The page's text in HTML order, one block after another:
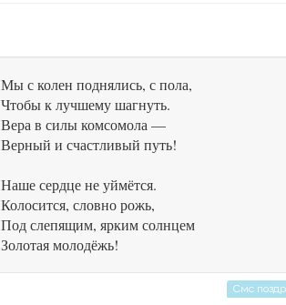
Мы с колен поднялись, с пола,
Чтобы к лучшему шагнуть.
Вера в силы комсомола —
Верный и счастливый путь!
Наше сердце не уймётся.
Колосится, словно рожь,
Под слепящим, ярким солнцем
Золотая молодёжь!
Смс